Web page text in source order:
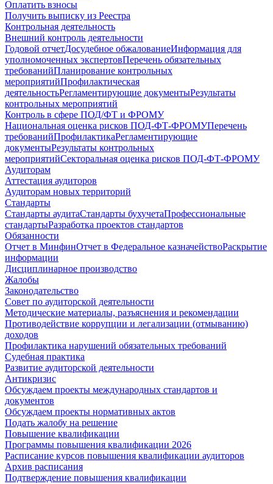
Оплатить взносы
Получить выписку из Реестра
Контрольная деятельность
Внешний контроль деятельности
Годовой отчетДосудебное обжалованиеИнформация для
уполномоченных экспертовПеречень обязательных
требованийПланирование контрольных
мероприятийПрофилактическая
деятельностьРегламентирующие документыРезультаты
контрольных мероприятий
Контроль в сфере ПОД/ФТ и ФРОМУ
Национальная оценка рисков ПОД-ФТ-ФРОМУПеречень
требованийПрофилактикаРегламентирующие
документыРезультаты контрольных
мероприятийСекторальная оценка рисков ПОД-ФТ-ФРОМУ
Аудиторам
Аттестация аудиторов
Аудиторам новых территорий
Стандарты
Стандарты аудитаСтандарты бухучетаПрофессиональные
стандартыРазработка проектов стандартов
Обязанности
Отчет в МинфинОтчет в Федеральное казначействоРаскрытие
информации
Дисциплинарное производство
Жалобы
Законодательство
Совет по аудиторской деятельности
Методические материалы, разъяснения и рекомендации
Противодействие коррупции и легализации (отмыванию)
доходов
Профилактика нарушений обязательных требований
Судебная практика
Развитие аудиторской деятельности
Антикризис
Обсуждаем проекты международных стандартов и
документов
Обсуждаем проекты нормативных актов
Подать жалобу на решение
Повышение квалификации
Программы повышения квалификации 2026
Расписание курсов повышения квалификации аудиторов
Архив расписания
Подтверждение повышения квалификации